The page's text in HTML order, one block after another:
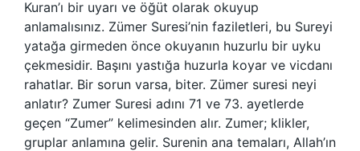
Kuran’ı bir uyarı ve öğüt olarak okuyup
anlamalısınız. Zümer Suresi’nin faziletleri, bu Sureyi
yatağa girmeden önce okuyanın huzurlu bir uyku
çekmesidir. Başını yastığa huzurla koyar ve vicdanı
rahatlar. Bir sorun varsa, biter. Zümer suresi neyi
anlatır? Zumer Suresi adını 71 ve 73. ayetlerde
geçen “Zumer” kelimesinden alır. Zumer; klikler,
gruplar anlamına gelir. Surenin ana temaları, Allah’ın